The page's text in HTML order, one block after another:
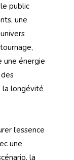
public
une
une énergie
la longévité
l’essence
une
la